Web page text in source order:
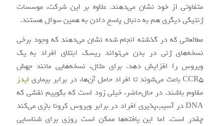
متفاوتی از خود نشان می‌دهند. علاوه بر این شرکت، موسسات
ژنتیکی دیگری هم به دنبال پاسخ دادن به همین سوال هستند.
مطالعاتی که در گذشته انجام شده نشان می‌دهند که وجود برخی
نسخه‌های ژنی در بدن می‌تواند ریسک ابتلای افراد به یک
ویروس را افزایش دهد. برای مثال، نسخه‌هایی مانند جهش
CCR5 باعث می‌شوند تا افراد حامل آن‌ها، در برابر بیماری
ایدز
مقاوم باشند. در حال‌حاضر، خیلی زود است که بگوییم نقشی که
DNA در آسیب‌پذیری افراد در برابر ویروس کرونا بازی می‌کند
چقدر است. اما این یافته‌ها ممکن است روزی برای شناسایی